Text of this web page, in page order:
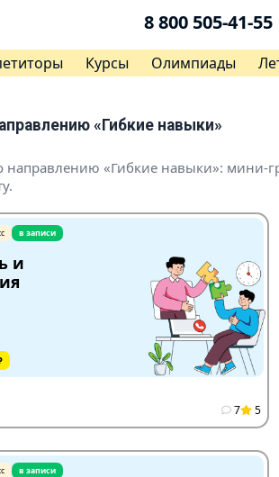
8 800 505-41-55
Курсы Олимпиады
«Гибкие навыки»
направлению «Гибкие навыки»:
в записи
и
7 5
в записи